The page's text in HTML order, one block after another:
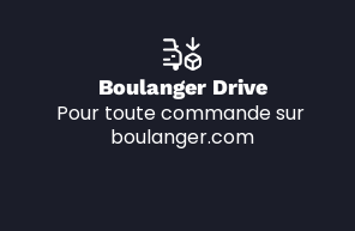
Boulanger Drive
Pour toute commande sur
boulanger.com